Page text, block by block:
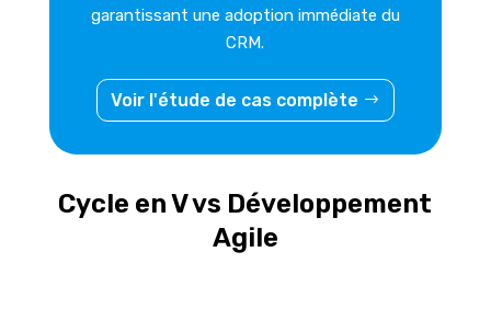
garantissant une adoption immédiate du
CRM.
Voir l'étude de cas complète
Cycle en V vs Développement
Agile